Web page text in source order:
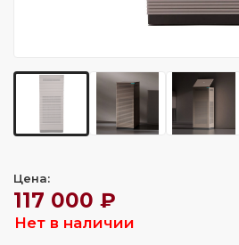
Цена:
117 000 ₽
Нет в наличии